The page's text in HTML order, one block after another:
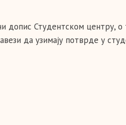
допис Студентском центру,
да узимају потврде у